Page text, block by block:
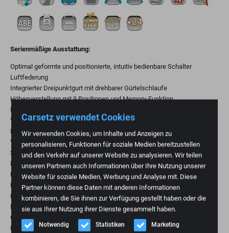
Carsetz verwendet Cookies
Wir verwenden Cookies, um Inhalte und Anzeigen zu
personalisieren, Funktionen für soziale Medien bereitzustellen
und den Verkehr auf unserer Website zu analysieren. Wir teilen
unseren Partnern auch Informationen über Ihre Nutzung unserer
Website für soziale Medien, Werbung und Analyse mit. Diese
Partner können diese Daten mit anderen Informationen
kombinieren, die Sie ihnen zur Verfügung gestellt haben oder die
sie aus Ihrer Nutzung ihrer Dienste gesammelt haben.
Notwendig Statistiken Marketing
Serienmäßige Ausstattung:
Optimal geformte und positionierte, intuitiv bedienbare Schalter
Luftfederung
Integrierter Dreipunktgurt mit drehbarer Gürtelschlaufe
Höhenverstellung mit 9 Positionen und Memory-Funktion
Einstellung des Sitzwinkels
Verstellbare Seitenwangen der Rückenlehne
Einstellbare Schulterstütze
Verstellbarer Seitenwangensitz
Sitzverlängerung
Einstellbare vertikale Dämpfung
Horizontale Dämpfung, bei Bedarf abschließbar
Einstellbare Beckenstütze
Einstellbare Lordosenstütze
Klappbare Armlehnen aus Leder mit markengerechter Winkelverstellung
Gleitschienen mit Komfortauslösung
Klimapaket - zweistufige Heizung in Rückenlehne und Sitz, sowie